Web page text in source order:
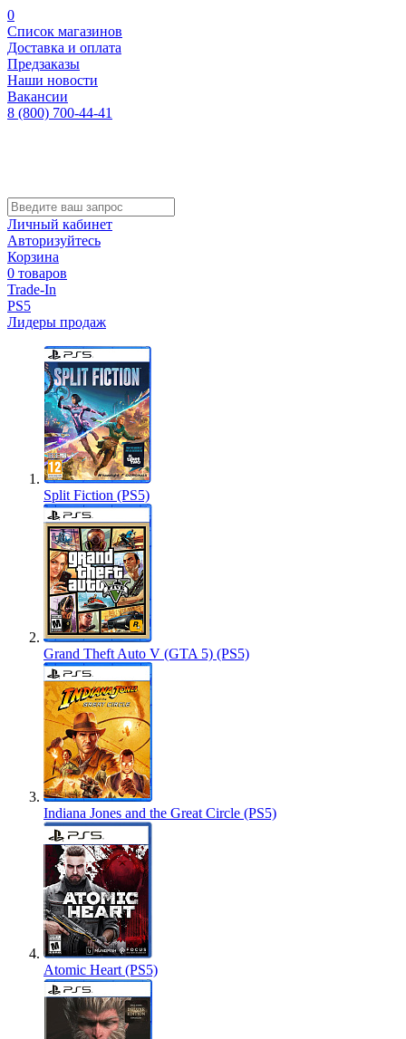
0
Список магазинов
Доставка и оплата
Предзаказы
Наши новости
Вакансии
8 (800) 700-44-41
Личный кабинет
Авторизуйтесь
Корзина
0 товаров
Trade-In
PS5
Лидеры продаж
Split Fiction (PS5)
Grand Theft Auto V (GTA 5) (PS5)
Indiana Jones and the Great Circle (PS5)
Atomic Heart (PS5)